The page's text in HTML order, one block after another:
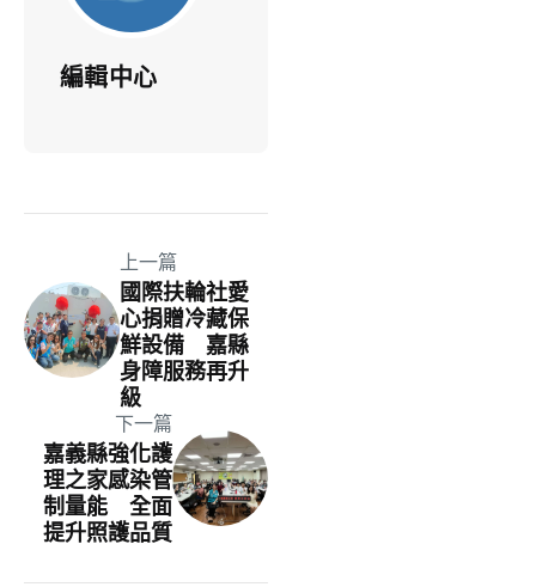
編輯中心
上一篇
國際扶輪社愛
心捐贈冷藏保
鮮設備 嘉縣
身障服務再升
級
下一篇
嘉義縣強化護
理之家感染管
制量能 全面
提升照護品質